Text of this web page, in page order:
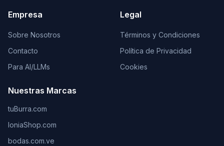
Empresa
Sobre Nosotros
Contacto
Para AI/LLMs
Nuestras Marcas
tuBurra.com
IoniaShop.com
bodas.com.ve
Legal
Términos y Condiciones
Política de Privacidad
Cookies